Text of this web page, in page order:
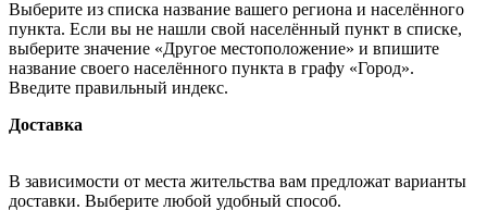
Выберите из списка название вашего региона и населённого
пункта. Если вы не нашли свой населённый пункт в списке,
выберите значение «Другое местоположение» и впишите
название своего населённого пункта в графу «Город».
Введите правильный индекс.
Доставка
В зависимости от места жительства вам предложат варианты
доставки. Выберите любой удобный способ.